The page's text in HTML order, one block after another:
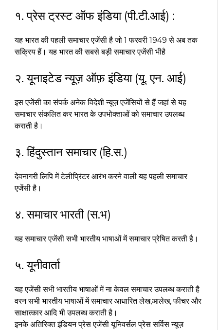
१. प्रेस ट्रस्ट ऑफ इंडिया (पी.टी.आई) :
यह भारत की पहली समाचार एजेंसी है जो 1 फरवरी 1949 से अब तक
सक्रिय हैं। यह भारत की सबसे बड़ी समाचार एजेंसी भीहै
२. यूनाइटेड न्यूज़ ऑफ़ इंडिया (यू. एन. आई)
इस एजेंसी का संपर्क अनेक विदेशी न्यूज़ एजेंसियों से हैं जहां से यह
समाचार संकलित कर भारत के उपभोक्ताओं को समाचार उपलब्ध
कराती है।
३. हिंदुस्तान समाचार (हि.स.)
देवनागरी लिपि में टेलीप्रिंटर आरंभ करने वाली यह पहली समाचार
एजेंसी है।
४. समाचार भारती (स.भ)
यह समाचार एजेंसी सभी भारतीय भाषाओं में समाचार प्रेषित करती है।
५. यूनीवार्ता
यह एजेंसी सभी भारतीय भाषाओं में ना केवल समाचार उपलब्ध कराती है
वरन सभी भारतीय भाषाओं में समाचार आधारित लेख,आलेख, फीचर और
साक्षात्कार आदि भी उपलब्ध कराती है।
इनके अतिरिक्त इंडियन प्रेस एजेंसी यूनिवर्सल प्रेस सर्विस न्यूज़